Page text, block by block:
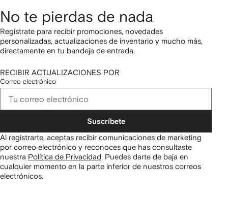
No te pierdas de nada
Regístrate para recibir promociones, novedades
personalizadas, actualizaciones de inventario y mucho más,
directamente en tu bandeja de entrada.
RECIBIR ACTUALIZACIONES POR
Correo electrónico
Suscríbete
Al registrarte, aceptas recibir comunicaciones de marketing
por correo electrónico y reconoces que has consultaste
nuestra Política de Privacidad. Puedes darte de baja en
cualquier momento en la parte inferior de nuestros correos
electrónicos.